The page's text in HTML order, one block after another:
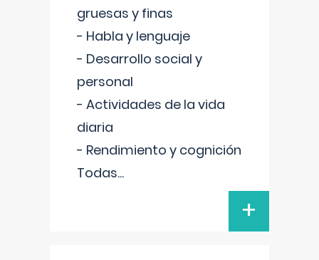
gruesas y finas
- Habla y lenguaje
- Desarrollo social y
personal
- Actividades de la vida
diaria
- Rendimiento y cognición
Todas...
+